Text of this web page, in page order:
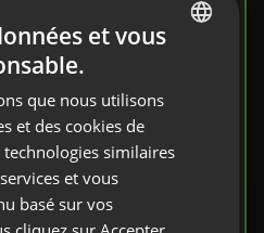
une salle de classe
tous les outils pour
et évaluer les
FRENCH
et vous
que nous utilisons
et des cookies de
similaires
et vous
basé sur vos